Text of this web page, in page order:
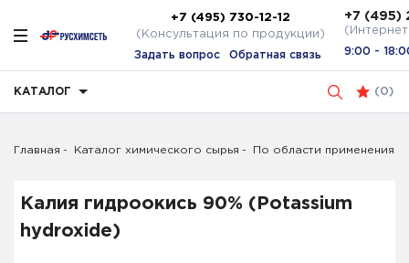
+7 (495) 730-12-12
(Консультация по продукции)
Задать вопрос Обратная связь
+7 (495)
9:00 -
КАТАЛОГ (0)
Главная Каталог химического сырья По области применения
Калия гидроокись 90% (Potassium
hydroxide)